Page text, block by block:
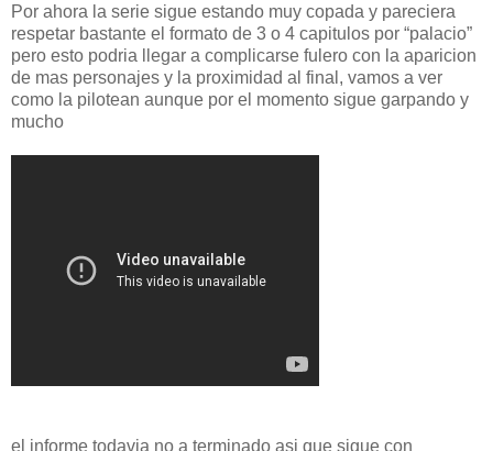
Por ahora la serie sigue estando muy copada y pareciera
respetar bastante el formato de 3 o 4 capitulos por “palacio”
pero esto podria llegar a complicarse fulero con la aparicion
de mas personajes y la proximidad al final, vamos a ver
como la pilotean aunque por el momento sigue garpando y
mucho
el informe todavia no a terminado asi que sigue con